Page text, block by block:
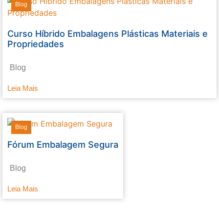
Blog
Curso Híbrido Embalagens Plásticas Materiais e
Propriedades
Blog
Leia Mais
Blog
Fórum Embalagem Segura
Blog
Leia Mais